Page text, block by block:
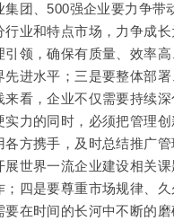
团、500强企业要力争
业和特点市场，力争成
领，确保有质量、效率
进水平；三是要整体部
看，企业不仅需要持续
力的同时，必须把管理
方携手，及时总结推广
世界一流企业建设相关
四是要尊重市场规律、
在时间的长河中不断的